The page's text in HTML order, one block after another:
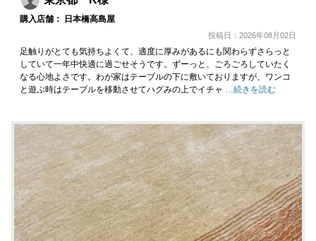
購入店舗： 日本橋高島屋
投稿日：2026年08月02日
足触りがとても気持ちよくて、適度に厚みがあるにも関わらずさらっと
していて一年中快適に過ごせそうです。ずーっと、ごろごろしていたく
なる心地よさです。わが家はテーブルの下に敷いておりますが、ワンコ
と遊ぶ時はテーブルを移動させてハグみの上でイチャ …続きを読む